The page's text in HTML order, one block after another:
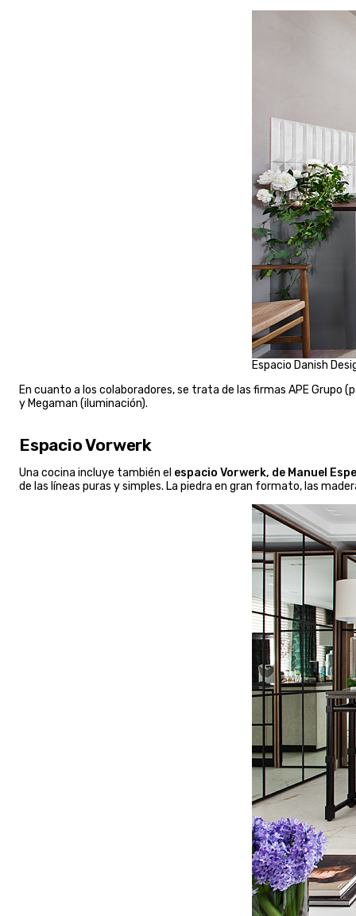
Espacio Danish
En cuanto a los colaboradores, se trata de las firmas APE
y Megaman (iluminación).
Espacio Vorwerk
Una cocina incluye también el espacio Vorwerk, de Manuel
de las líneas puras y simples. La piedra en gran formato, las